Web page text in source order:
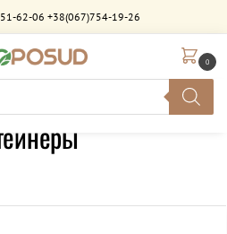
62-06 +38(067)754-19-26
0